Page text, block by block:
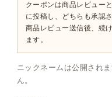
クーポンは商品レビュー
に投稿し、どちらも承認
商品レビュー送信後、続
ます。
ニックネームは公開され
ん。